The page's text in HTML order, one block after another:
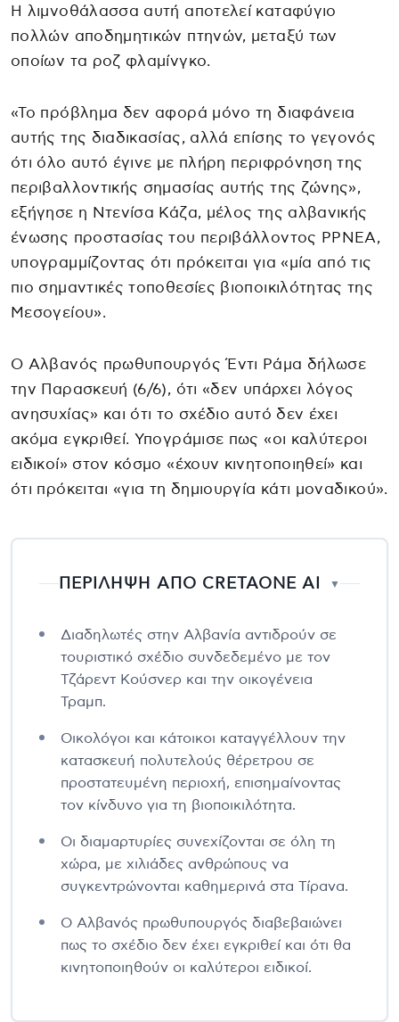
Η λιμνοθάλασσα αυτή αποτελεί καταφύγιο
πολλών αποδημητικών πτηνών, μεταξύ των
οποίων τα ροζ φλαμίνγκο.
«Το πρόβλημα δεν αφορά μόνο τη διαφάνεια
αυτής της διαδικασίας, αλλά επίσης το γεγονός
ότι όλο αυτό έγινε με πλήρη περιφρόνηση της
περιβαλλοντικής σημασίας αυτής της ζώνης»,
εξήγησε η Ντενίσα Κάζα, μέλος της αλβανικής
ένωσης προστασίας του περιβάλλοντος PPNEA,
υπογραμμίζοντας ότι πρόκειται για «μία από τις
πιο σημαντικές τοποθεσίες βιοποικιλότητας της
Μεσογείου».
Ο Αλβανός πρωθυπουργός Έντι Ράμα δήλωσε
την Παρασκευή (6/6), ότι «δεν υπάρχει λόγος
ανησυχίας» και ότι το σχέδιο αυτό δεν έχει
ακόμα εγκριθεί. Υπογράμισε πως «οι καλύτεροι
ειδικοί» στον κόσμο «έχουν κινητοποιηθεί» και
ότι πρόκειται «για τη δημιουργία κάτι μοναδικού».
ΠΕΡΙΛΗΨΗ ΑΠΟ CRETAONE AI ▼
Διαδηλωτές στην Αλβανία αντιδρούν σε
τουριστικό σχέδιο συνδεδεμένο με τον
Τζάρεντ Κούσνερ και την οικογένεια
Τραμπ.
Οικολόγοι και κάτοικοι καταγγέλλουν την
κατασκευή πολυτελούς θέρετρου σε
προστατευμένη περιοχή, επισημαίνοντας
τον κίνδυνο για τη βιοποικιλότητα.
Οι διαμαρτυρίες συνεχίζονται σε όλη τη
χώρα, με χιλιάδες ανθρώπους να
συγκεντρώνονται καθημερινά στα Τίρανα.
Ο Αλβανός πρωθυπουργός διαβεβαιώνει
πως το σχέδιο δεν έχει εγκριθεί και ότι θα
κινητοποιηθούν οι καλύτεροι ειδικοί.